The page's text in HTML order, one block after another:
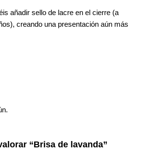
añadir sello de lacre en el cierre (a
creando una presentación aún más
“Brisa de lavanda”